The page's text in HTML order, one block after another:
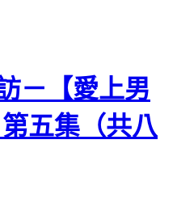
－【愛上男
五集（共八